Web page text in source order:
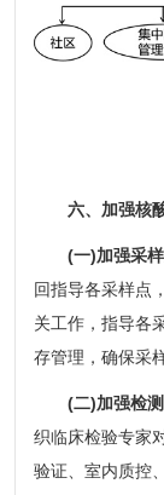
六、加强核
(一)加强采样
回指导各采样点
关工作，指导各
存管理，确保采
(二)加强检测
织临床检验专家
验证、室内质控